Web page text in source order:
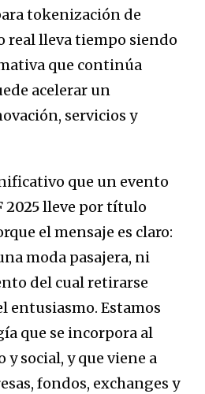
tokenización de
real lleva tiempo siendo
que continúa
acelerar un
servicios y
que un evento
2025lleve por título
el mensaje es claro:
moda pasajera, ni
del cual retirarse
entusiasmo. Estamos
que se incorpora al
social, y que viene a
fondos, exchanges y